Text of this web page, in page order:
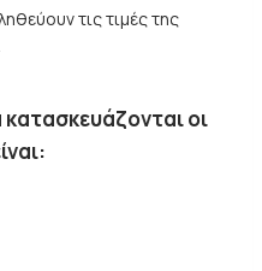
τις τιμές της
οι